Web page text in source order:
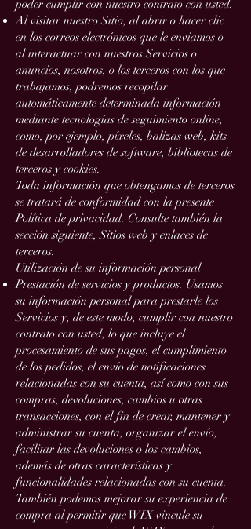
poder cumplir con nuestro contrato con usted.
Al visitar nuestro Sitio, al abrir o hacer clic
en los correos electrónicos que le enviamos o
al interactuar con nuestros Servicios o
anuncios, nosotros, o los terceros con los que
trabajamos, podremos recopilar
automáticamente determinada información
mediante tecnologías de seguimiento online,
como, por ejemplo, píxeles, balizas web, kits
de desarrolladores de software, bibliotecas de
terceros y cookies.
Toda información que obtengamos de terceros
se tratará de conformidad con la presente
Política de privacidad. Consulte también la
sección siguiente, Sitios web y enlaces de
terceros.
Utilización de su información personal
Prestación de servicios y productos. Usamos
su información personal para prestarle los
Servicios y, de este modo, cumplir con nuestro
contrato con usted, lo que incluye el
procesamiento de sus pagos, el cumplimiento
de los pedidos, el envío de notificaciones
relacionadas con su cuenta, así como con sus
compras, devoluciones, cambios u otras
transacciones, con el fin de crear, mantener y
administrar su cuenta, organizar el envío,
facilitar las devoluciones o los cambios,
además de otras características y
funcionalidades relacionadas con su cuenta.
También podemos mejorar su experiencia de
compra al permitir que WIX vincule su